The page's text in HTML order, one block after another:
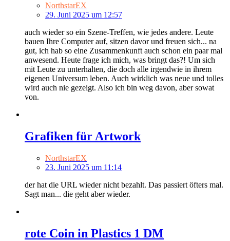
NorthstarEX
29. Juni 2025 um 12:57
auch wieder so ein Szene-Treffen, wie jedes andere. Leute
bauen Ihre Computer auf, sitzen davor und freuen sich... na
gut, ich hab so eine Zusammenkunft auch schon ein paar mal
anwesend. Heute frage ich mich, was bringt das?! Um sich
mit Leute zu unterhalten, die doch alle irgendwie in ihrem
eigenen Universum leben. Auch wirklich was neue und tolles
wird auch nie gezeigt. Also ich bin weg davon, aber sowat
von.
Grafiken für Artwork
NorthstarEX
23. Juni 2025 um 11:14
der hat die URL wieder nicht bezahlt. Das passiert öfters mal.
Sagt man... die geht aber wieder.
rote Coin in Plastics 1 DM